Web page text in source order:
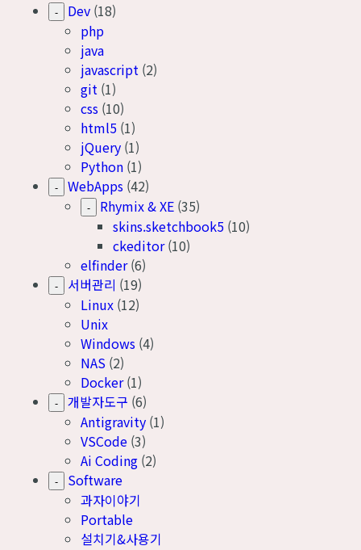
- Dev (18)
php
java
javascript (2)
git (1)
css (10)
html5 (1)
jQuery (1)
Python (1)
- WebApps (42)
- Rhymix & XE (35)
skins.sketchbook5 (10)
ckeditor (10)
elfinder (6)
- 서버관리 (19)
Linux (12)
Unix
Windows (4)
NAS (2)
Docker (1)
- 개발자도구 (6)
Antigravity (1)
VSCode (3)
Ai Coding (2)
-
Software
과자이야기
Portable
설치기&사용기